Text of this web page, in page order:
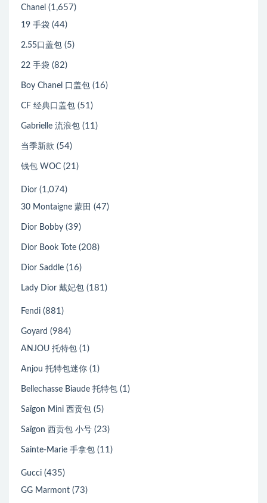
Chanel (1,657)
19 手袋 (44)
2.55口盖包 (5)
22 手袋 (82)
Boy Chanel 口盖包 (16)
CF 经典口盖包 (51)
Gabrielle 流浪包 (11)
当季新款 (54)
钱包 WOC (21)
Dior (1,074)
30 Montaigne 蒙田 (47)
Dior Bobby (39)
Dior Book Tote (208)
Dior Saddle (16)
Lady Dior 戴妃包 (181)
Fendi (881)
Goyard (984)
ANJOU 托特包 (1)
Anjou 托特包迷你 (1)
Bellechasse Biaude 托特包 (1)
Saïgon Mini 西贡包 (5)
Saïgon 西贡包 小号 (23)
Sainte-Marie 手拿包 (11)
Gucci (435)
GG Marmont (73)